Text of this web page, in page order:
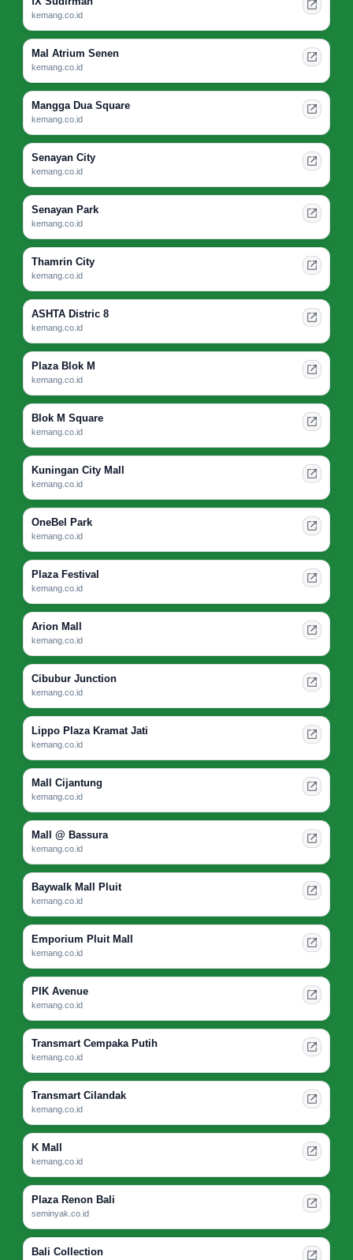
kemang.co.id
Mal Atrium Senen
kemang.co.id
Mangga Dua Square
kemang.co.id
Senayan City
kemang.co.id
Senayan Park
kemang.co.id
Thamrin City
kemang.co.id
ASHTA Distric 8
kemang.co.id
Plaza Blok M
kemang.co.id
Blok M Square
kemang.co.id
Kuningan City Mall
kemang.co.id
OneBel Park
kemang.co.id
Plaza Festival
kemang.co.id
Arion Mall
kemang.co.id
Cibubur Junction
kemang.co.id
Lippo Plaza Kramat Jati
kemang.co.id
Mall Cijantung
kemang.co.id
Mall @ Bassura
kemang.co.id
Baywalk Mall Pluit
kemang.co.id
Emporium Pluit Mall
kemang.co.id
PIK Avenue
kemang.co.id
Transmart Cempaka Putih
kemang.co.id
Transmart Cilandak
kemang.co.id
K Mall
kemang.co.id
Plaza Renon Bali
seminyak.co.id
Bali Collection